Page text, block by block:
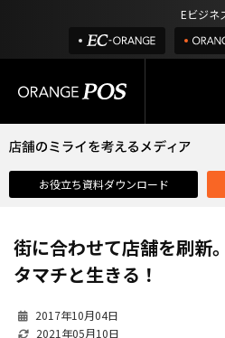
Eビジネ
タッ
03-6432-0346
電話受付：平日 10:00~17:00
お役立ち資料ダウンロード
街に合わせて店舗を刷新
タマチと生きる！
2017年10月04日
2021年05月10日